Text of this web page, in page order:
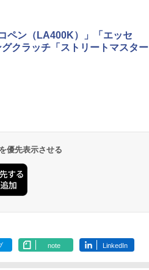
ペン（LA400K）」「エッセ
グクラッチ「ストリートマスター
優先表示させる
note LinkedIn